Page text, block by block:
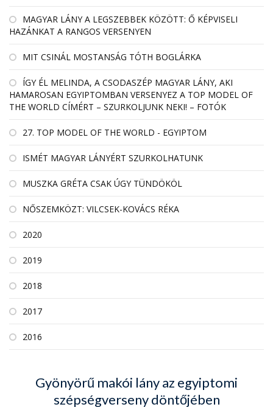
MAGYAR LÁNY A LEGSZEBBEK KÖZÖTT: Ő KÉPVISELI
HAZÁNKAT A RANGOS VERSENYEN
MIT CSINÁL MOSTANSÁG TÓTH BOGLÁRKA
ÍGY ÉL MELINDA, A CSODASZÉP MAGYAR LÁNY, AKI
HAMAROSAN EGYIPTOMBAN VERSENYEZ A TOP MODEL OF
THE WORLD CÍMÉRT – SZURKOLJUNK NEKI! – FOTÓK
27. TOP MODEL OF THE WORLD - EGYIPTOM
ISMÉT MAGYAR LÁNYÉRT SZURKOLHATUNK
MUSZKA GRÉTA CSAK ÚGY TÜNDÖKÖL
NŐSZEMKÖZT: VILCSEK-KOVÁCS RÉKA
2020
2019
2018
2017
2016
Gyönyörű makói lány az egyiptomi
szépségverseny döntőjében